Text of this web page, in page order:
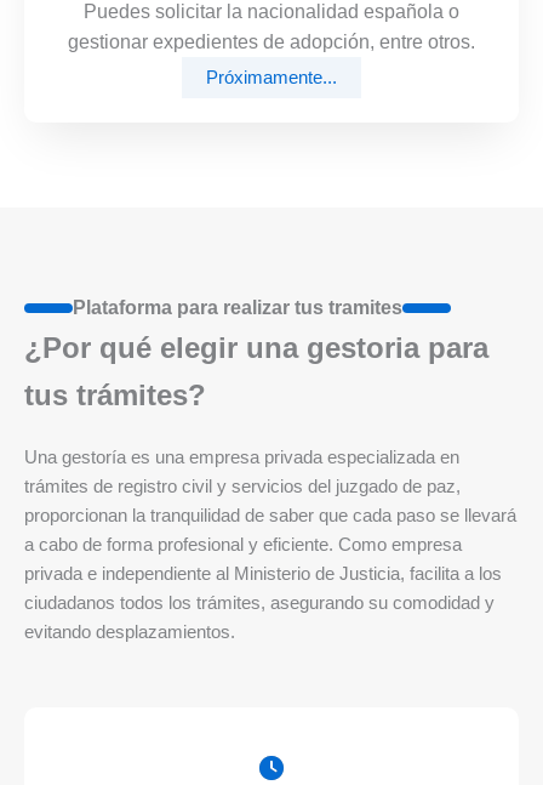
Puedes solicitar la nacionalidad española o
gestionar expedientes de adopción, entre otros.
Próximamente...
Plataforma para realizar tus tramites
¿Por qué elegir una gestoria para
tus trámites?
Una gestoría es una empresa privada especializada en
trámites de registro civil y servicios del juzgado de paz,
proporcionan la tranquilidad de saber que cada paso se llevará
a cabo de forma profesional y eficiente. Como empresa
privada e independiente al Ministerio de Justicia, facilita a los
ciudadanos todos los trámites, asegurando su comodidad y
evitando desplazamientos.